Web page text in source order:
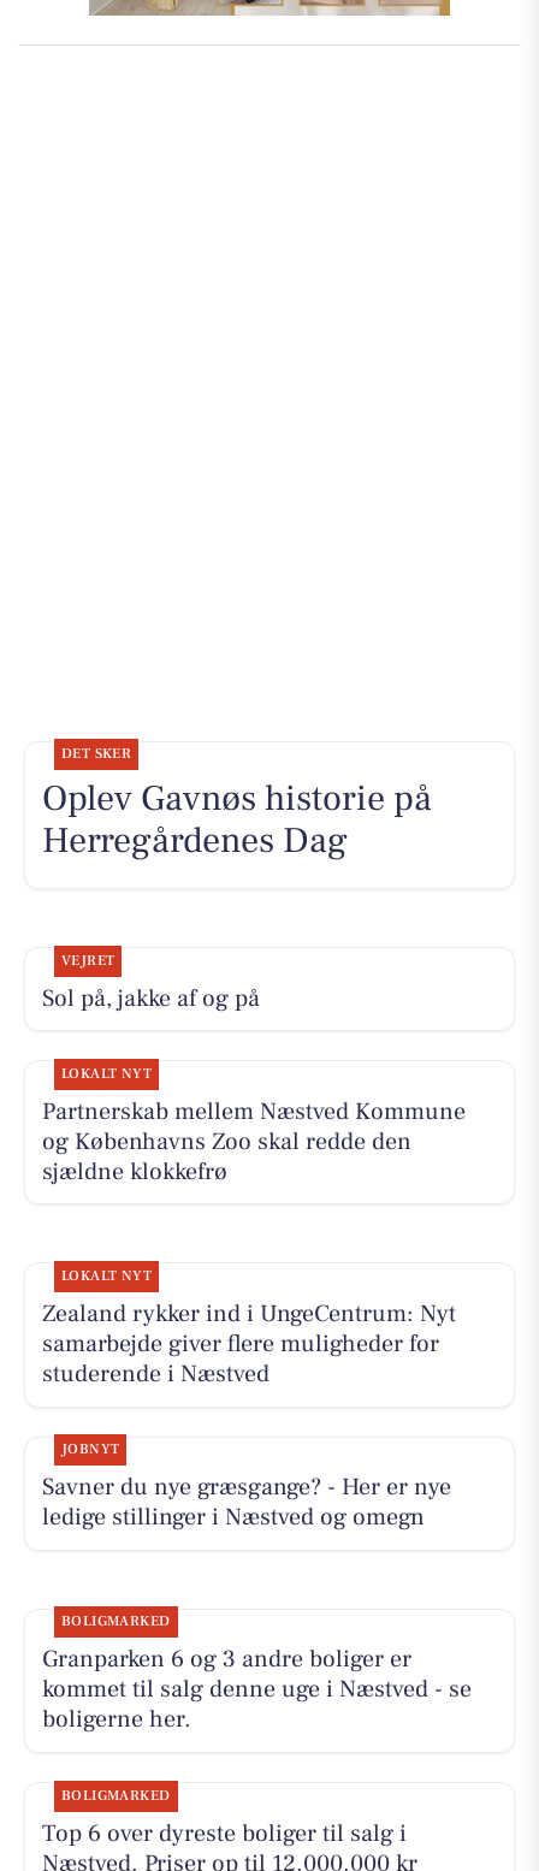
DET SKER
Oplev Gavnøs historie på
Herregårdenes Dag
VEJRET
Sol på, jakke af og på
LOKALT NYT
Partnerskab mellem Næstved Kommune
og Københavns Zoo skal redde den
sjældne klokkefrø
LOKALT NYT
Zealand rykker ind i UngeCentrum: Nyt
samarbejde giver flere muligheder for
studerende i Næstved
JOBNYT
Savner du nye græsgange? - Her er nye
ledige stillinger i Næstved og omegn
BOLIGMARKED
Granparken 6 og 3 andre boliger er
kommet til salg denne uge i Næstved - se
boligerne her.
BOLIGMARKED
Top 6 over dyreste boliger til salg i
Næstved. Priser op til 12.000.000 kr